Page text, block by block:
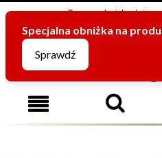
Program Lojalnościowy
795816067 (pn-pt